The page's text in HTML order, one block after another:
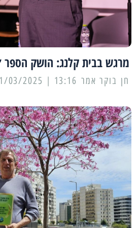
מרגש בבית קלנג: הושק הספר
13:16 | 31/03/2025